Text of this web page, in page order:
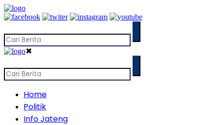
✖
Home
Politik
Info Jateng